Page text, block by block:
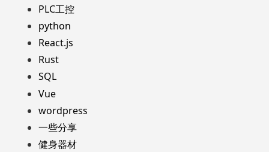
PLC工控
python
React.js
Rust
SQL
Vue
wordpress
一些分享
健身器材